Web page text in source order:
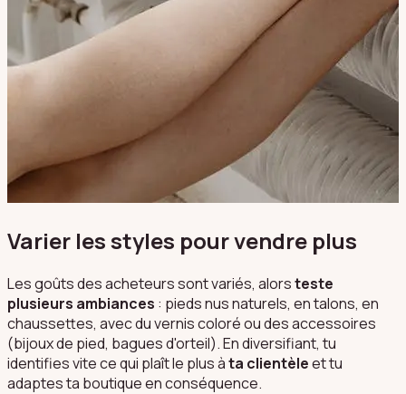
Varier les styles pour vendre plus
Les goûts des acheteurs sont variés, alorsteste
plusieurs ambiances : pieds nus naturels, en talons, en
chaussettes, avec du vernis coloré ou des accessoires
(bijoux de pied, bagues d'orteil). En diversifiant, tu
identifies vite ce qui plaît le plus àta clientèleet tu
adaptes ta boutique en conséquence.